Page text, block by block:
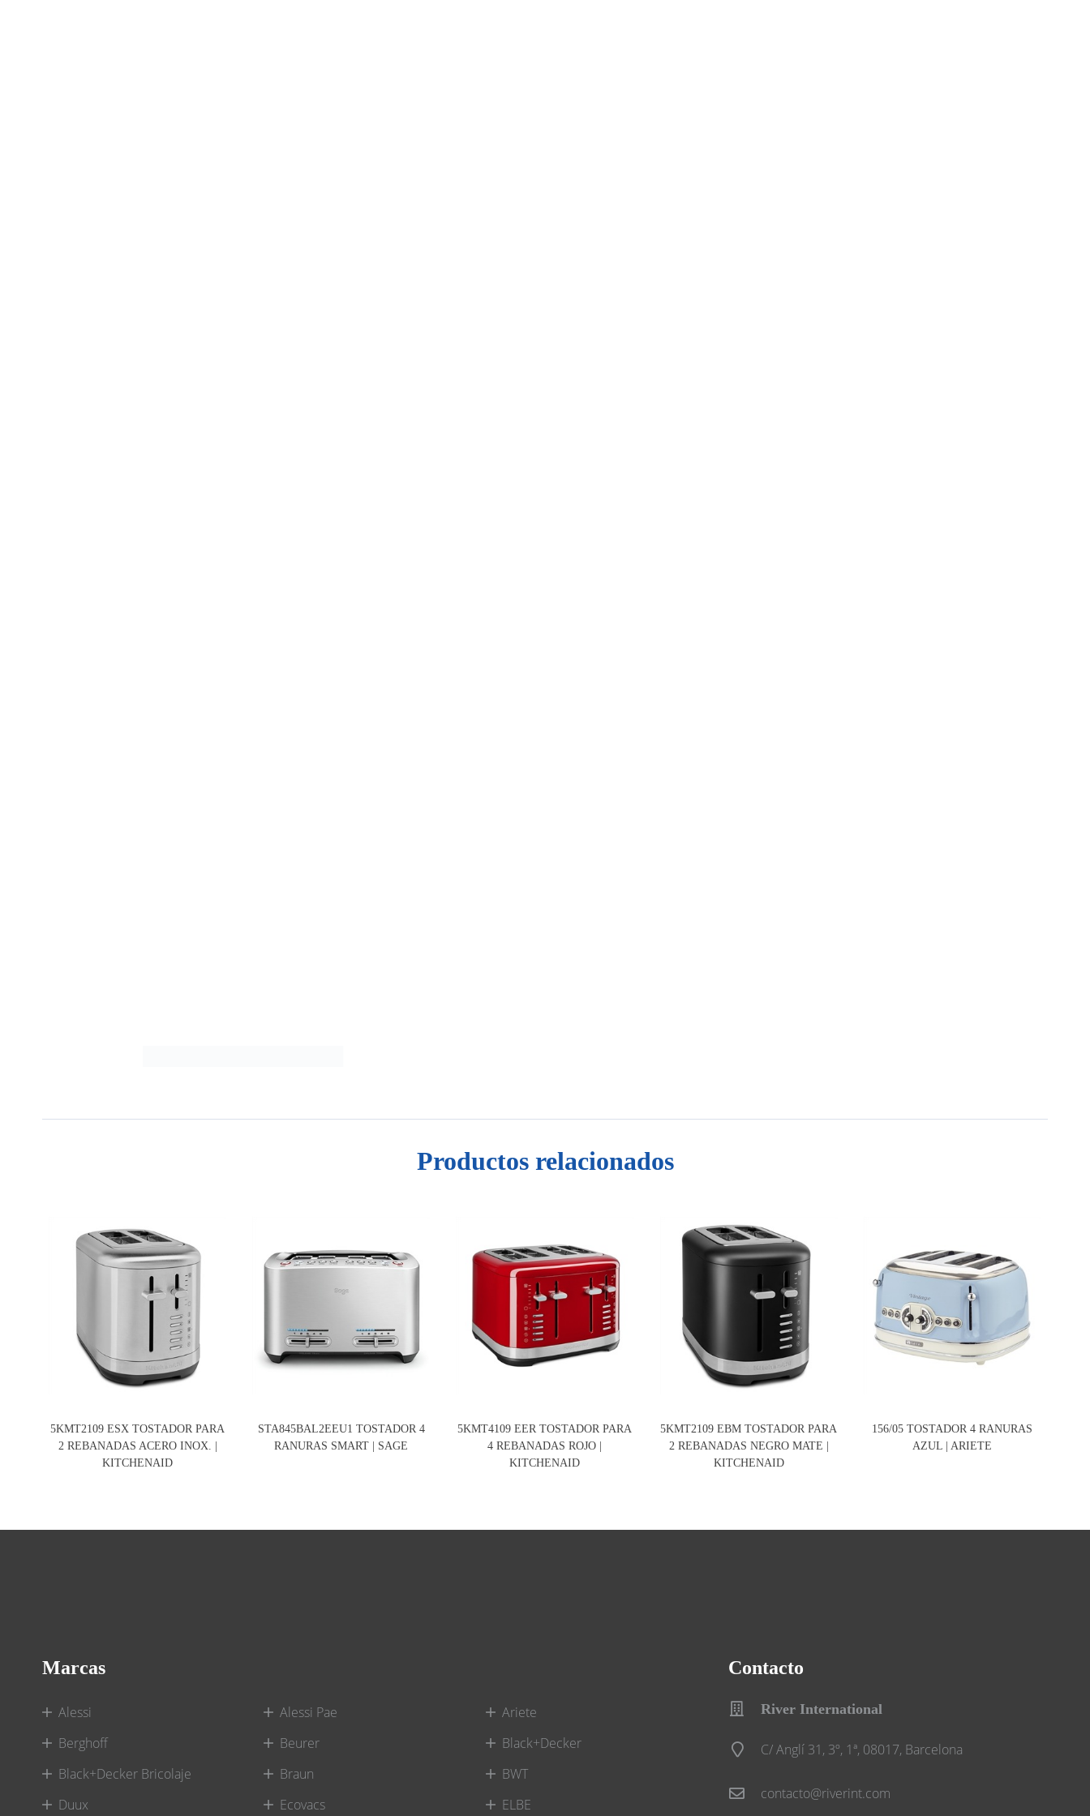
Productos relacionados
5KMT2109 ESX TOSTADOR PARA
2 REBANADAS ACERO INOX. |
KITCHENAID
STA845BAL2EEU1 TOSTADOR 4
RANURAS SMART | SAGE
5KMT4109 EER TOSTADOR PARA
4 REBANADAS ROJO |
KITCHENAID
5KMT2109 EBM TOSTADOR PARA
2 REBANADAS NEGRO MATE |
KITCHENAID
156/05 TOSTADOR 4 RANURAS
AZUL | ARIETE
Marcas
Alessi Alessi Pae
Ariete
Berghoff
Beurer
Black+Decker
Black+Decker Bricolaje
Braun
BWT
Duux
Ecovacs ELBE
Contacto
River International
C/ Anglí 31, 3º, 1ª, 08017, Barcelona
contacto@riverint.com